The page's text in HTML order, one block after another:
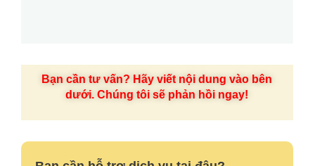
Bạn cần tư vấn? Hãy viết nội dung vào bên
dưới. Chúng tôi sẽ phản hồi ngay!